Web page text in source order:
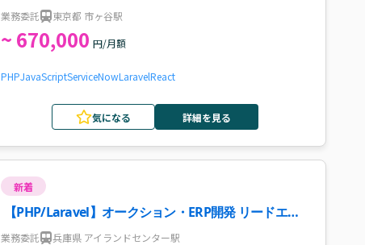
業務委託 東京都 市ヶ谷駅
~ 670,000 円/月額
PHPJavaScriptServiceNowLaravelReact
気になる 詳細を見る
新着
【PHP/Laravel】オークション・ERP開発 リードエン
ジニア案件・求人
業務委託 兵庫県 アイランドセンター駅